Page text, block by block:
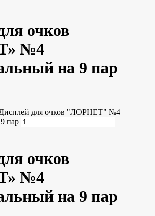
очков
№4
на 9 пар
Дисплей для очков "ЛОРНЕТ" №4
пар
очков
№4
на 9 пар